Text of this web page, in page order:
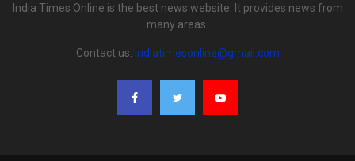
India Times Online is the best news website. It provides news from
many areas.
Contact us: indiatimesonline@gmail.com